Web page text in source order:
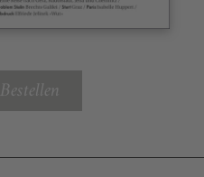
Bestellen